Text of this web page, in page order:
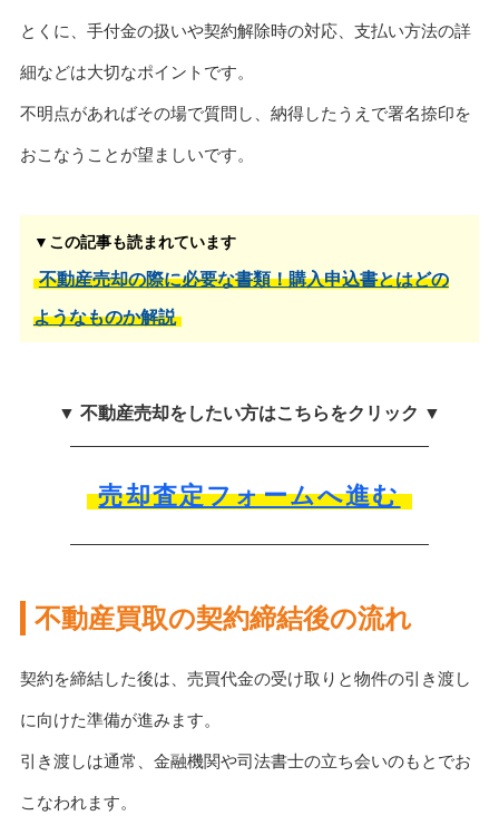
とくに、手付金の扱いや契約解除時の対応、支払い方法の詳
細などは大切なポイントです。
不明点があればその場で質問し、納得したうえで署名捺印を
おこなうことが望ましいです。
▼この記事も読まれています
不動産売却の際に必要な書類！購入申込書とはどの
ようなものか解説
▼ 不動産売却をしたい方はこちらをクリック ▼
売却査定フォームへ進む
不動産買取の契約締結後の流れ
契約を締結した後は、売買代金の受け取りと物件の引き渡し
に向けた準備が進みます。
引き渡しは通常、金融機関や司法書士の立ち会いのもとでお
こなわれます。